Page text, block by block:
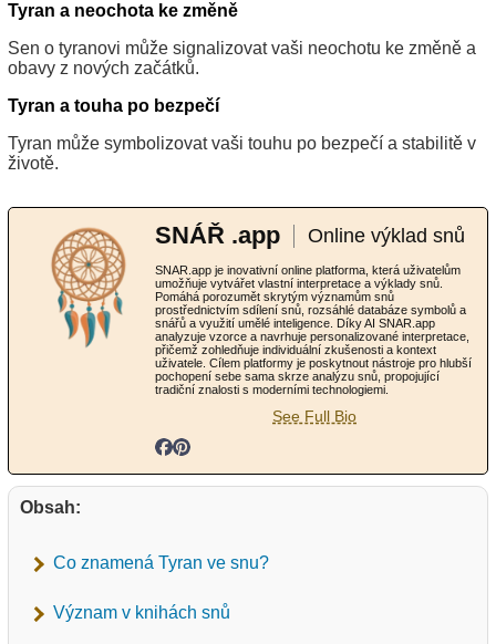
Tyran a neochota ke změně
Sen o tyranovi může signalizovat vaši neochotu ke změně a
obavy z nových začátků.
Tyran a touha po bezpečí
Tyran může symbolizovat vaši touhu po bezpečí a stabilitě v
životě.
SNÁŘ .app Online výklad snů
SNAR.app je inovativní online platforma, která uživatelům
umožňuje vytvářet vlastní interpretace a výklady snů.
Pomáhá porozumět skrytým významům snů
prostřednictvím sdílení snů, rozsáhlé databáze symbolů a
snářů a využití umělé inteligence. Díky AI SNAR.app
analyzuje vzorce a navrhuje personalizované interpretace,
přičemž zohledňuje individuální zkušenosti a kontext
uživatele. Cílem platformy je poskytnout nástroje pro hlubší
pochopení sebe sama skrze analýzu snů, propojující
tradiční znalosti s moderními technologiemi.
See Full Bio
Obsah:
Co znamená Tyran ve snu?
Význam v knihách snů